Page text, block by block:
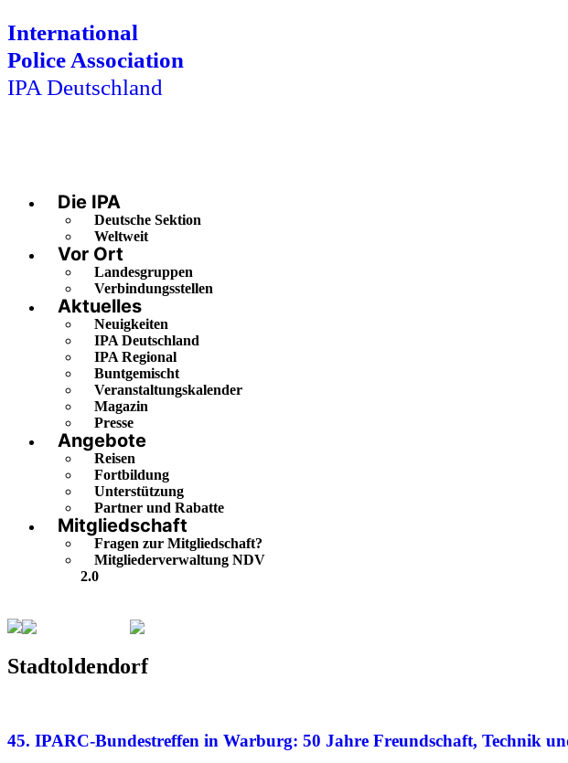
International
Police Association
IPA Deutschland
Die IPA
Deutsche Sektion
Weltweit
Vor Ort
Landesgruppen
Verbindungsstellen
Aktuelles
Neuigkeiten
IPA Deutschland
IPA Regional
Buntgemischt
Veranstaltungskalender
Magazin
Presse
Angebote
Reisen
Fortbildung
Unterstützung
Partner und Rabatte
Mitgliedschaft
Fragen zur Mitgliedschaft?
Mitgliederverwaltung NDV
2.0
Stadtoldendorf
45. IPARC-Bundestreffen in Warburg: 50 Jahre Freundschaft, Technik